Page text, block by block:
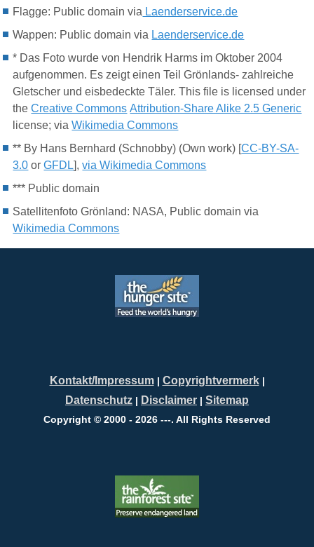
Flagge: Public domain via Laenderservice.de
Wappen: Public domain via Laenderservice.de
* Das Foto wurde von Hendrik Harms im Oktober 2004
aufgenommen. Es zeigt einen Teil Grönlands- zahlreiche
Gletscher und eisbedeckte Täler. This file is licensed under
theCreative Commons Attribution-Share Alike 2.5 Generic
license; viaWikimedia Commons
** By Hans Bernhard (Schnobby) (Own work) [CC-BY-SA-
3.0 orGFDL],via Wikimedia Commons
*** Public domain
Satellitenfoto Grönland: NASA, Public domain via
Wikimedia Commons
Kontakt/Impressum| Copyrightvermerk|
Datenschutz | Disclaimer | Sitemap
Copyright © 2000 - 2026 ---. All Rights Reserved